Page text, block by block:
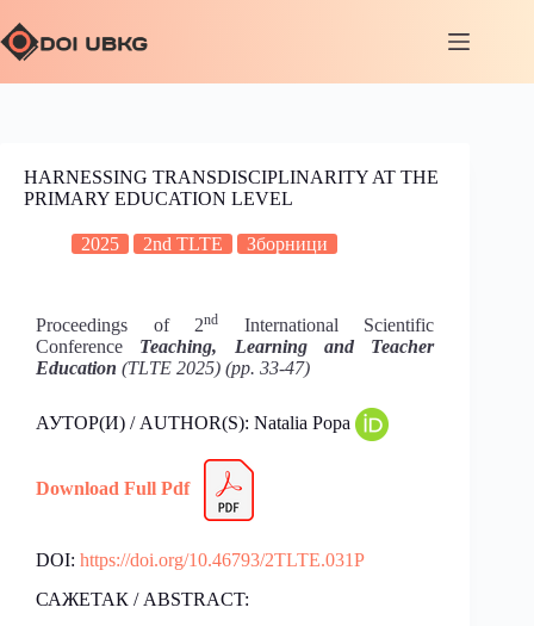
HARNESSING TRANSDISCIPLINARITY AT THE
PRIMARY EDUCATION LEVEL
2025 2nd TLTE Зборници
Proceedings of 2nd
International Scientific
Conference Teaching, Learning and Teacher
Education (TLTE 2025) (pp. 33-47)
АУТОР(И) / AUTHOR(S): Natalia Popa
Download Full Pdf
DOI: https://doi.org/10.46793/2TLTE.031P
САЖЕТАК / ABSTRACT: